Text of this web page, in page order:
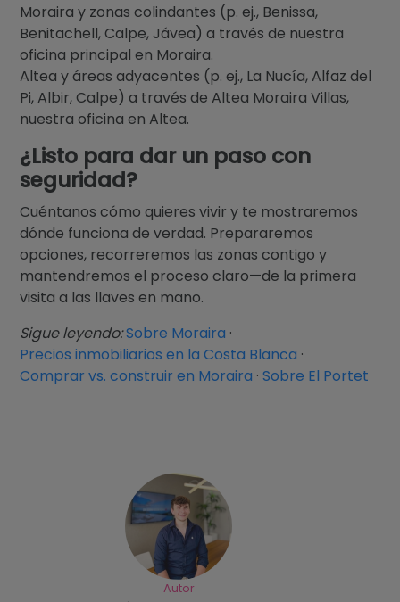
Moraira y zonas colindantes (p. ej., Benissa,
Benitachell, Calpe, Jávea) a través de nuestra
oficina principal en Moraira.
Altea y áreas adyacentes (p. ej., La Nucía, Alfaz del
Pi, Albir, Calpe) a través de Altea Moraira Villas,
nuestra oficina en Altea.
¿Listo para dar un paso con
seguridad?
Cuéntanos cómo quieres vivir y te mostraremos
dónde funciona de verdad. Prepararemos
opciones, recorreremos las zonas contigo y
mantendremos el proceso claro—de la primera
visita a las llaves en mano.
Sigue leyendo:Sobre Moraira ·
Precios inmobiliarios en la Costa Blanca ·
Comprar vs. construir en Moraira ·Sobre El Portet
Autor